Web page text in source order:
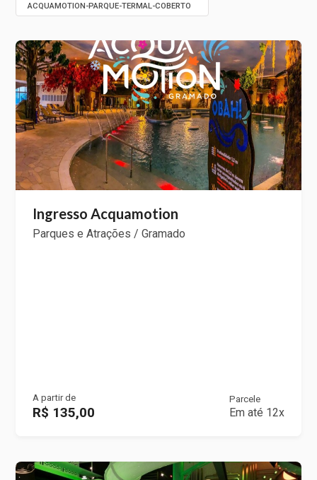
ACQUAMOTION-PARQUE-TERMAL-COBERTO
Ingresso Acquamotion
Parques e Atrações / Gramado
A partir de
R$ 135,00
Parcele
Em até 12x